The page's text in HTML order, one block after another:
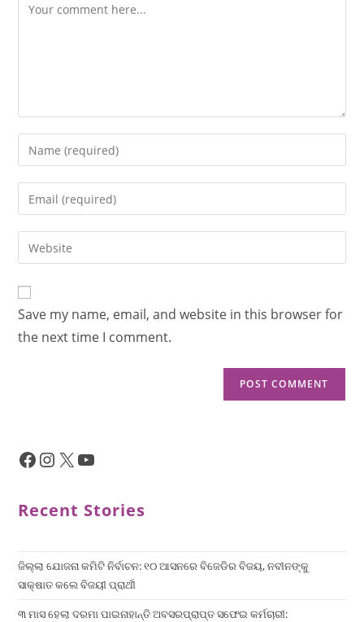
Save my name, email, and website in this browser for
the next time I comment.
Recent Stories
ଜିଲ୍ଲା ଯୋଜନା କମିଟି ନିର୍ବାଚନ: ୧୦ ଆସନରେ ବିଜେଡିର ବିଜୟ, ନବୀନଙ୍କୁ
ସାକ୍ଷାତ କଲେ ବିଜୟୀ ପ୍ରାର୍ଥୀ
୩ ମାସ ହେଲା ଦରମା ପାଇନାହାନ୍ତି ଅବସରପ୍ରାପ୍ତ ସଫେଇ କର୍ମଚାରୀ: